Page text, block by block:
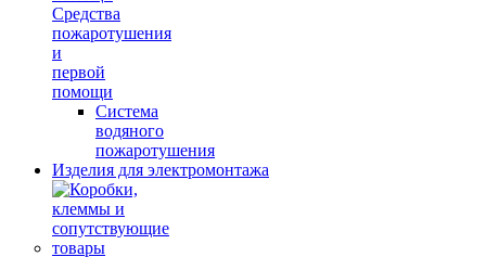
Средства
пожаротушения
и
первой
помощи
Система
водяного
пожаротушения
Изделия для электромонтажа